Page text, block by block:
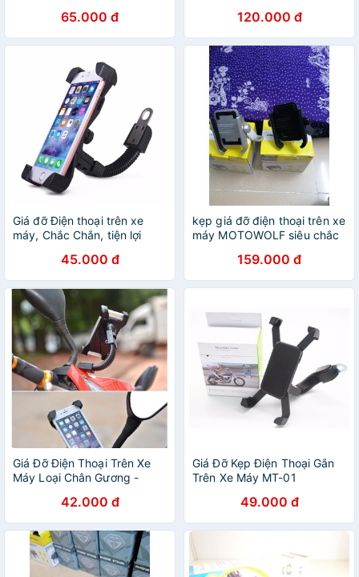
65.000 đ 120.000 đ
Giá đỡ Điện thoại trên xe
máy, Chắc Chắn, tiện lợi
45.000 đ
kẹp giá đỡ điện thoại trên xe
máy MOTOWOLF siêu chắc
159.000 đ
Giá Đỡ Điện Thoại Trên Xe
Máy Loại Chân Gương -
42.000 đ
Giá Đỡ Kẹp Điện Thoại Gắn
Trên Xe Máy MT-01
49.000 đ